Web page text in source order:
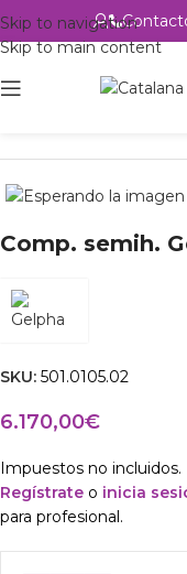
Skip to navigation
Skip to main content
Comp. semih.
SKU: 501.0105.02
6.170,00€
Impuestos no
Regístrate o inicia
para profesional.